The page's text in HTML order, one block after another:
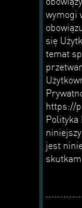
wymogi
się
temat
https://
Polityka
jest